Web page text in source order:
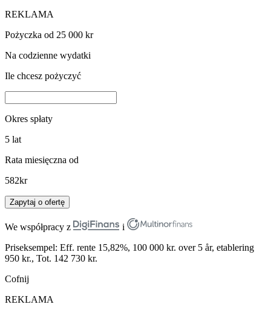
REKLAMA
Pożyczka od 25 000 kr
Na codzienne wydatki
Ile chcesz pożyczyć
Okres spłaty
5 lat
Rata miesięczna od
582kr
Zapytaj o ofertę
We współpracy z
i
Priseksempel: Eff. rente 15,82%, 100 000 kr. over 5 år, etablering
950 kr., Tot. 142 730 kr.
Cofnij
REKLAMA